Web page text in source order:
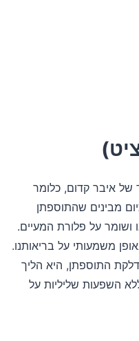
איבר קדום, כלומר
מבינים שהתוספתן
על פלורת המעיים.
משמעותי על בריאותנו.
התוספתן, היא הליך
השפעות שליליות על